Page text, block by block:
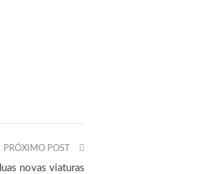
PRÓXIMO POST
novas viaturas